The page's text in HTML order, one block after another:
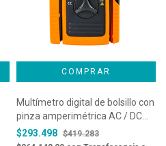
Multímetro digital de bolsillo con
pinza amperimétrica AC / DC
60A - HT12
$293.498 $419.283